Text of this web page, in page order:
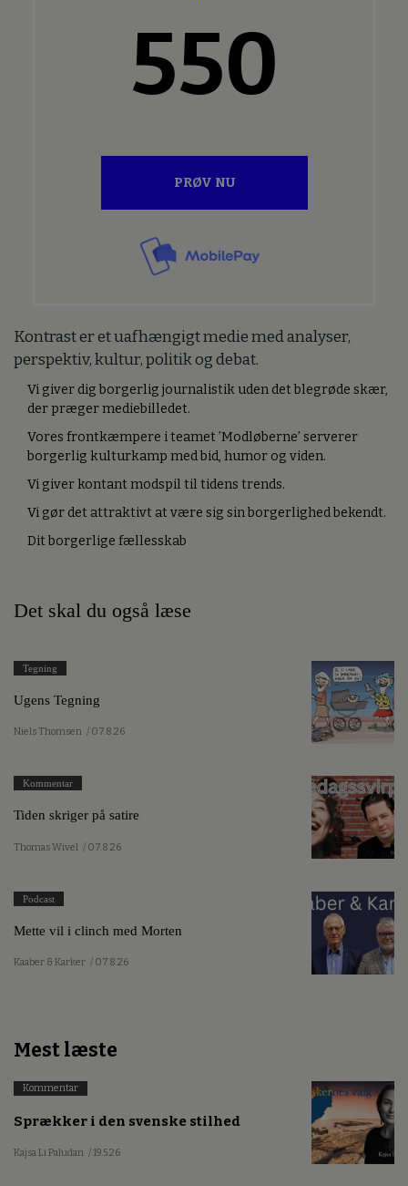
550
PRØV NU
Kontrast er et uafhængigt medie med analyser,
perspektiv, kultur, politik og debat.
Vi giver dig borgerlig journalistik uden det blegrøde skær,
der præger mediebilledet.
Vores frontkæmpere i teamet ’Modløberne’ serverer
borgerlig kulturkamp med bid, humor og viden.
Vi giver kontant modspil til tidens trends.
Vi gør det attraktivt at være sig sin borgerlighed bekendt.
Dit borgerlige fællesskab
Det skal du også læse
Tegning
Ugens Tegning
Niels Thomsen / 07.8.26
Kommentar
Tiden skriger på satire
Thomas Wivel / 07.8.26
Podcast
Mette vil i clinch med Morten
Kaaber & Karker / 07.8.26
Mest læste
Kommentar
Sprækker i den svenske stilhed
Kajsa Li Paludan / 19.5.26